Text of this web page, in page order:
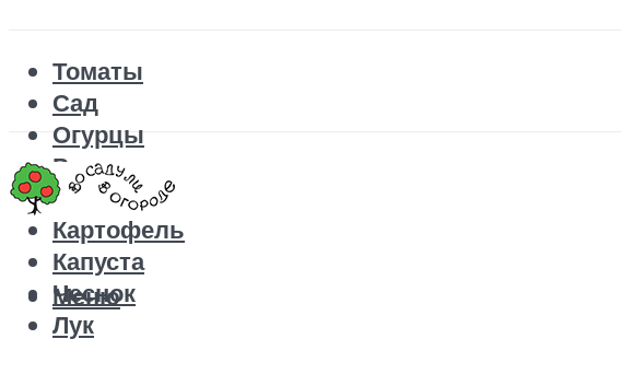
Томаты
Сад
Огурцы
Рецепты
Перец
Картофель
Капуста
Чеснок
Лук
Меню